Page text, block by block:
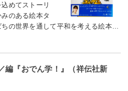
めてストーリ
のある絵本タ
の世界を通して平和を考える絵本…
編『おでん学！』（祥伝社新